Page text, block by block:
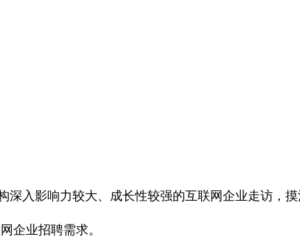
入影响力较大、成长性较强的互联网企业走访，
企业招聘需求。